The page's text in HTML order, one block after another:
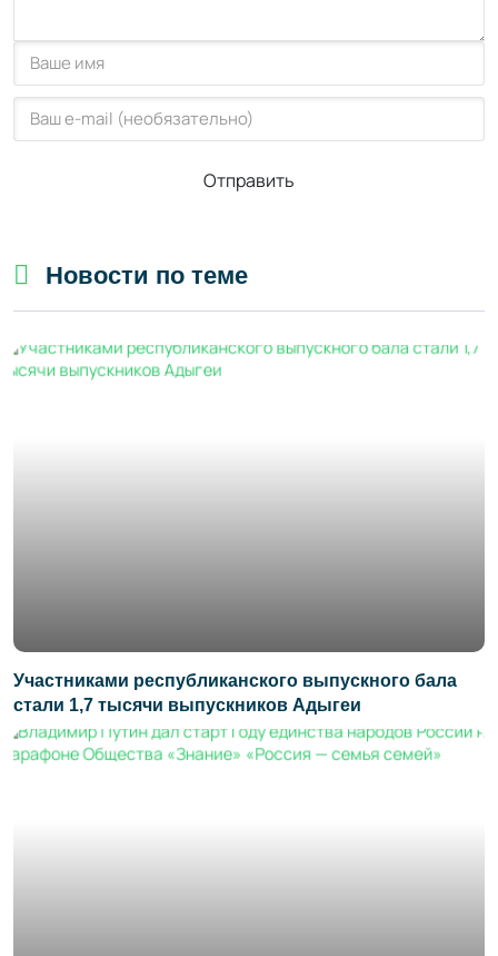
Отправить
Новости по теме
Участниками республиканского выпускного бала
стали 1,7 тысячи выпускников Адыгеи